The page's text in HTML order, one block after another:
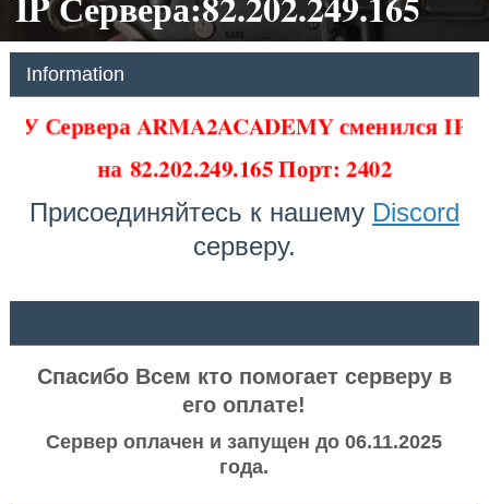
Information
У Сервера ARMA2ACADEMY сменился IP
на82.202.249.165 Порт: 2402
Присоединяйтесь к нашему Discord
серверу.
Спасибо Всем кто помогает серверу в
его оплате!
Сервер оплачен и запущен до 06.11.2025
года.